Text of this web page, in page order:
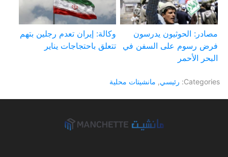
مصادر: الحوثيون يدرسون
فرض رسوم على السفن في
البحر الأحمر
وكالة: إيران تعدم رجلين بتهم
تتعلق باحتجاجات يناير
Categories: رئيسي, مانشيتات محلية